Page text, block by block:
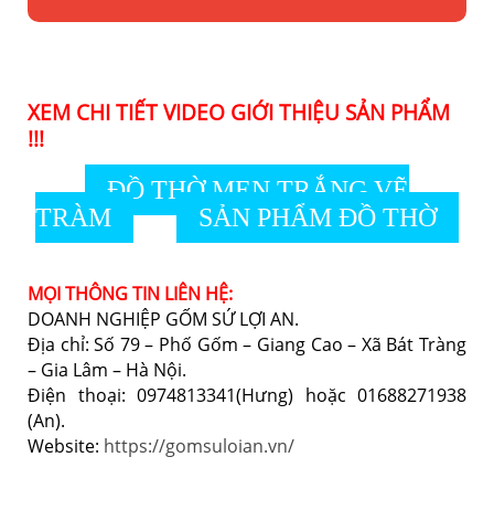
XEM CHI TIẾT VIDEO GIỚI THIỆU SẢN PHẨM
!!!
ĐỒ THỜ MEN TRẮNG VẼ
TRÀM
SẢN PHẨM ĐỒ THỜ
MỌI THÔNG TIN LIÊN HỆ:
DOANH NGHIỆP GỐM SỨ LỢI AN.
Địa chỉ: Số 79 – Phố Gốm – Giang Cao – Xã Bát Tràng
– Gia Lâm – Hà Nội.
Điện thoại: 0974813341(Hưng) hoặc 01688271938
(An).
Website: https://gomsuloian.vn/